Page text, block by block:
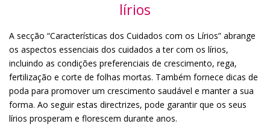
lírios
A secção “Características dos Cuidados com os Lírios” abrange
os aspectos essenciais dos cuidados a ter com os lírios,
incluindo as condições preferenciais de crescimento, rega,
fertilização e corte de folhas mortas. Também fornece dicas de
poda para promover um crescimento saudável e manter a sua
forma. Ao seguir estas directrizes, pode garantir que os seus
lírios prosperam e florescem durante anos.